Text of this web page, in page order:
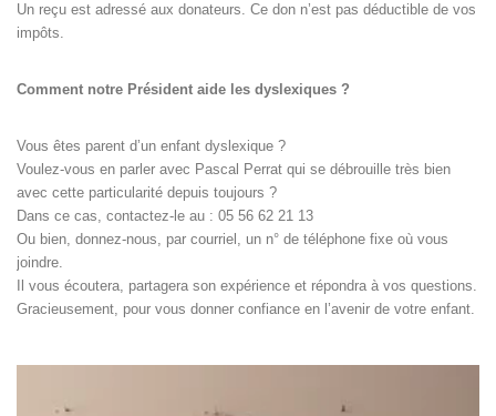
Un reçu est adressé aux donateurs. Ce don n’est pas déductible de vos
impôts.
Comment notre Président aide les dyslexiques ?
Vous êtes parent d’un enfant dyslexique ?
Voulez-vous en parler avec Pascal Perrat qui se débrouille très bien
avec cette particularité depuis toujours ?
Dans ce cas, contactez-le au : 05 56 62 21 13
Ou bien, donnez-nous, par courriel, un n° de téléphone fixe où vous
joindre.
Il vous écoutera, partagera son expérience et répondra à vos questions.
Gracieusement, pour vous donner confiance en l’avenir de votre enfant.